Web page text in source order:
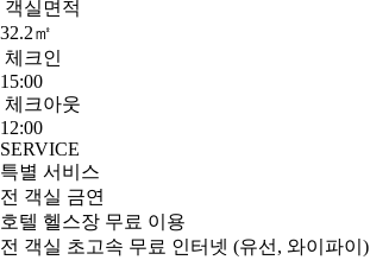
객실면적
32.2㎡
체크인
15:00
체크아웃
12:00
SERVICE
특별 서비스
전 객실 금연
호텔 헬스장 무료 이용
전 객실 초고속 무료 인터넷 (유선, 와이파이)